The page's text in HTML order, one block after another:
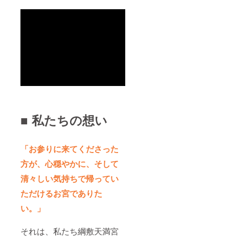
■ 私たちの想い
「お参りに来てくださった
方が、心穏やかに、そして
清々しい気持ちで帰ってい
ただけるお宮でありた
い。」
それは、私たち綱敷天満宮